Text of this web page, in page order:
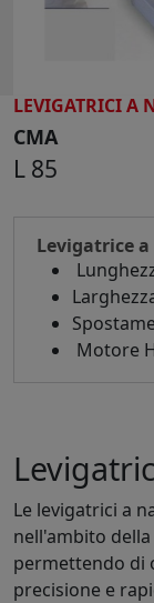
LEVIGATRICI A
CMA
L 85
Levigatrice
Motore
Le levigatrici a
nell'ambito
permettendo di
precisione e